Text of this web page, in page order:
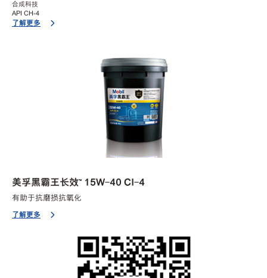
合成科技
API CH-4
了解更多
美孚黑霸王长效™ 15W-40 CI-4
有助于抗磨损抗氧化
了解更多